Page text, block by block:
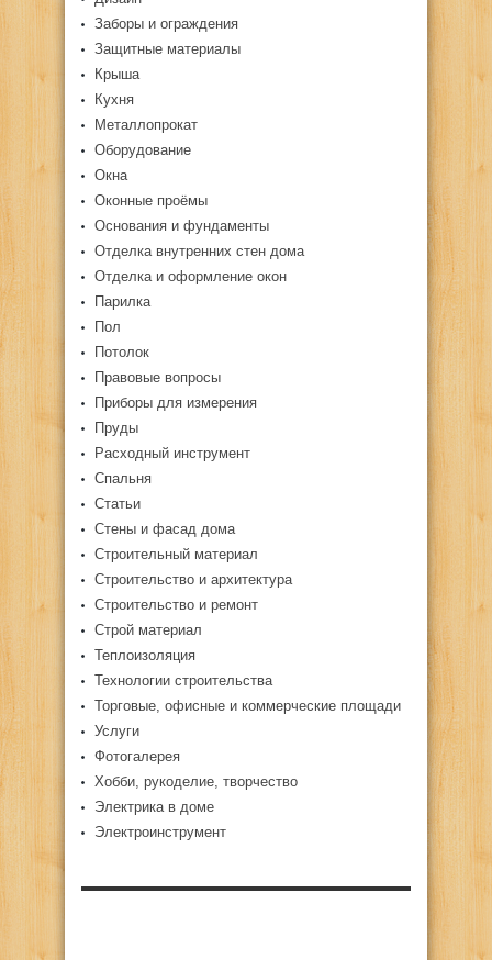
Заборы и ограждения
Защитные материалы
Крыша
Кухня
Металлопрокат
Оборудование
Окна
Оконные проёмы
Основания и фундаменты
Отделка внутренних стен дома
Отделка и оформление окон
Парилка
Пол
Потолок
Правовые вопросы
Приборы для измерения
Пруды
Расходный инструмент
Спальня
Статьи
Стены и фасад дома
Строительный материал
Строительство и архитектура
Строительство и ремонт
Строй материал
Теплоизоляция
Технологии строительства
Торговые, офисные и коммерческие площади
Услуги
Фотогалерея
Хобби, рукоделие, творчество
Электрика в доме
Электроинструмент